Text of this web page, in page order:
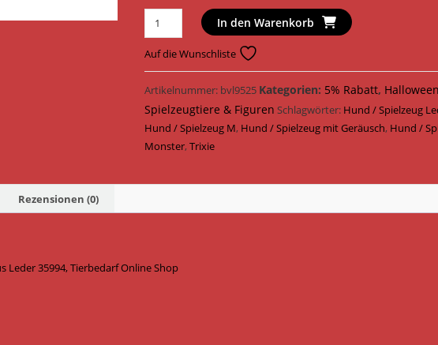
Trixie
Hundespielzeug
Monster
am
Tau
Leder
47
cm
In den Warenkorb
Auf die Wunschliste
Artikelnummer: bvl9525 Kategorien: 5% Rabatt,
Spielzeugtiere & Figuren Schlagwörter: Hund / Spielzeug
Hund / Spielzeug M, Hund / Spielzeug mit Geräusch, Hund /
Monster,Trixie
Rezensionen (0)
Leder 35994, Tierbedarf Online Shop